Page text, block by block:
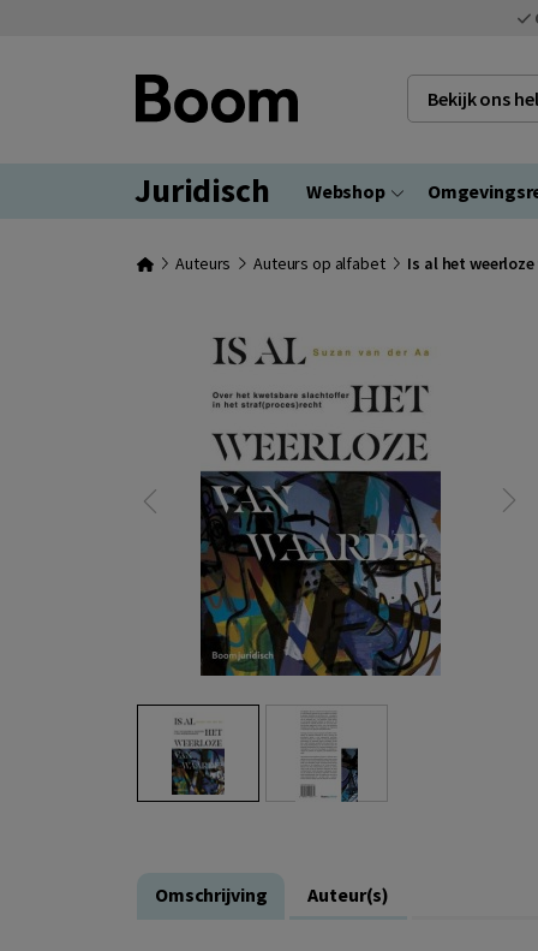
Bekijk ons
Juridisch Webshop
Auteurs Auteurs op alfabet Is al het
Omschrijving Auteur(s)